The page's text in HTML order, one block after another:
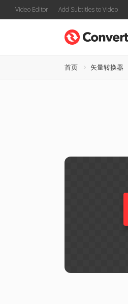
Video Editor Add Subtitles to Video
首页 矢量转换器